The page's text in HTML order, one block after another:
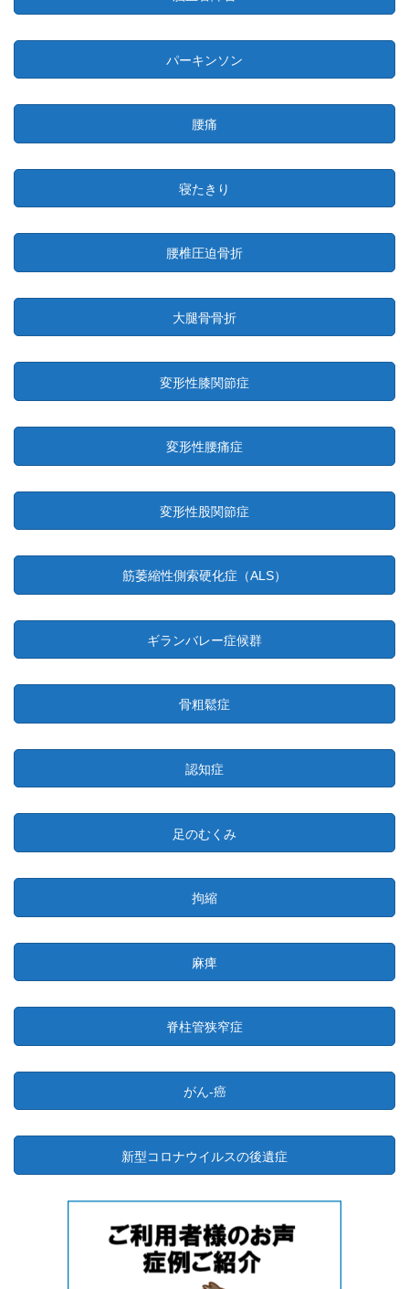
パーキンソン
腰痛
寝たきり
腰椎圧迫骨折
大腿骨骨折
変形性膝関節症
変形性腰痛症
変形性股関節症
筋萎縮性側索硬化症（ALS）
ギランバレー症候群
骨粗鬆症
認知症
足のむくみ
拘縮
麻痺
脊柱管狭窄症
がん-癌
新型コロナウイルスの後遺症